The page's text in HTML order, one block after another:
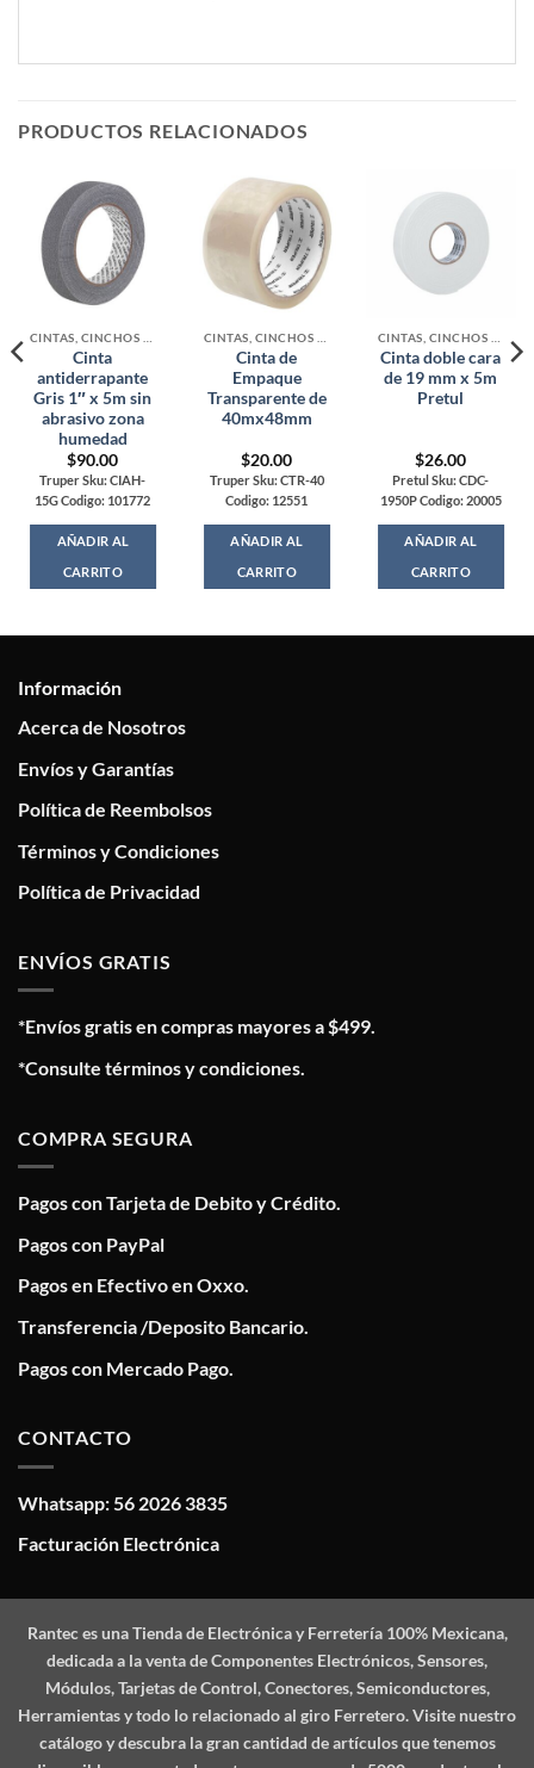
PRODUCTOS RELACIONADOS
Cinta
antiderrapante
Gris 1″ x 5m sin
abrasivo zona
humedad
$90.00
Truper Sku: CIAH-
15G Codigo: 101772
AÑADIR AL
CARRITO
Cinta de
Empaque
Transparente de
40mx48mm
$20.00
Truper Sku: CTR-40
Codigo: 12551
AÑADIR AL
CARRITO
Cinta doble cara
de 19 mm x 5m
Pretul
$26.00
Pretul Sku: CDC-
1950P Codigo: 20005
AÑADIR AL
CARRITO
Información
Acerca de Nosotros
Envíos y Garantías
Política de Reembolsos
Términos y Condiciones
Política de Privacidad
ENVÍOS GRATIS
*Envíos gratis en compras mayores a $499.
*Consulte términos y condiciones.
COMPRA SEGURA
Pagos con Tarjeta de Debito y Crédito.
Pagos con PayPal
Pagos en Efectivo en Oxxo.
Transferencia /Deposito Bancario.
Pagos con Mercado Pago.
CONTACTO
Whatsapp: 56 2026 3835
Facturación Electrónica
Ranteces una Tienda de Electrónica y Ferretería 100% Mexicana,
dedicada a la venta de Componentes Electrónicos, Sensores,
Módulos, Tarjetas de Control, Conectores, Semiconductores,
Herramientas y todo lo relacionado al giro Ferretero. Visite nuestro
catálogo y descubra la gran cantidad de artículos que tenemos